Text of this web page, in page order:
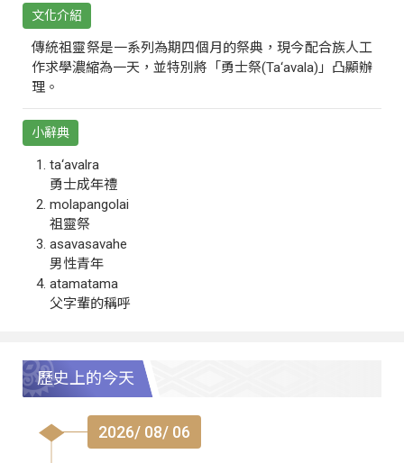
文化介紹
傳統祖靈祭是一系列為期四個月的祭典，現今配合族人工
作求學濃縮為一天，並特別將「勇士祭(Ta‘avala)」凸顯辦
理。
小辭典
ta‘avalra
勇士成年禮
molapangolai
祖靈祭
asavasavahe
男性青年
atamatama
父字輩的稱呼
歷史上的今天
2026/ 08/ 06